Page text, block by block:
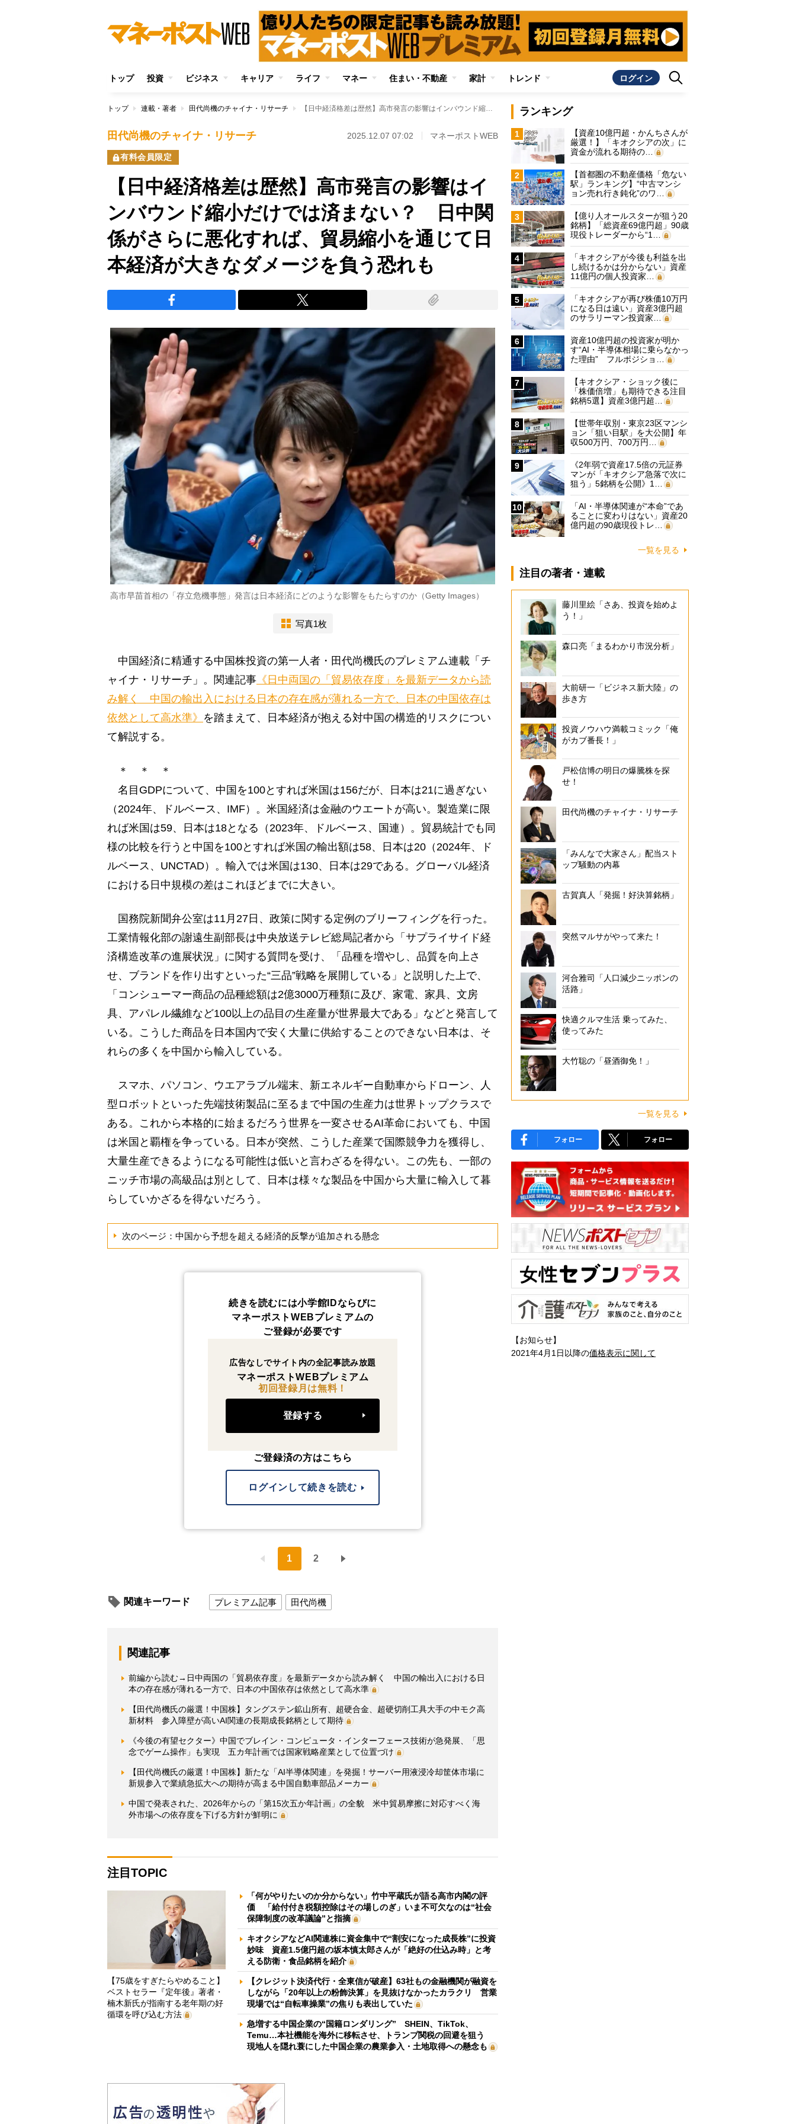
トップ 投資 ビジネス キャリア ライフ マネー 住まい・不動産 家計 トレンド ログイン
トップ 連載・著者 田代尚機のチャイナ・リサーチ 【日中経済格差は歴然】高市発言の影響はインバウンド縮小だけでは済まない？ 日中関係がさらに悪化すれば、貿易縮小を通じて日本経済が大きなダメージを負う恐れも
田代尚機のチャイナ・リサーチ 2025.12.07 07:02 マネーポストWEB
有料会員限定
【日中経済格差は歴然】高市発言の影響はイ
ンバウンド縮小だけでは済まない？ 日中関
係がさらに悪化すれば、貿易縮小を通じて日
本経済が大きなダメージを負う恐れも
高市早苗首相の「存立危機事態」発言は日本経済にどのような影響をもたらすのか（Getty Images）
写真1枚
中国経済に精通する中国株投資の第一人者・田代尚機氏のプレミアム連載「チ
ャイナ・リサーチ」。関連記事 《日中両国の「貿易依存度」を最新データから読
み解く 中国の輸出入における日本の存在感が薄れる一方で、日本の中国依存は
依然として高水準》 を踏まえて、日本経済が抱える対中国の構造的リスクについ
て解説する。
＊ ＊ ＊
名目GDPについて、中国を100とすれば米国は156だが、日本は21に過ぎない
（2024年、ドルベース、IMF）。米国経済は金融のウエートが高い。製造業に限
れば米国は59、日本は18となる（2023年、ドルベース、国連）。貿易統計でも同
様の比較を行うと中国を100とすれば米国の輸出額は58、日本は20（2024年、ド
ルベース、UNCTAD）。輸入では米国は130、日本は29である。グローバル経済
における日中規模の差はこれほどまでに大きい。
国務院新聞弁公室は11月27日、政策に関する定例のブリーフィングを行った。
工業情報化部の謝遠生副部長は中央放送テレビ総局記者から「サプライサイド経
済構造改革の進展状況」に関する質問を受け、「品種を増やし、品質を向上さ
せ、ブランドを作り出すといった“三品”戦略を展開している」と説明した上で、
「コンシューマー商品の品種総額は2億3000万種類に及び、家電、家具、文房
具、アパレル繊維など100以上の品目の生産量が世界最大である」などと発言して
いる。こうした商品を日本国内で安く大量に供給することのできない日本は、そ
れらの多くを中国から輸入している。
スマホ、パソコン、ウエアラブル端末、新エネルギー自動車からドローン、人
型ロボットといった先端技術製品に至るまで中国の生産力は世界トップクラスで
ある。これから本格的に始まるだろう世界を一変させるAI革命においても、中国
は米国と覇権を争っている。日本が突然、こうした産業で国際競争力を獲得し、
大量生産できるようになる可能性は低いと言わざるを得ない。この先も、一部の
ニッチ市場の高級品は別として、日本は様々な製品を中国から大量に輸入して暮
らしていかざるを得ないだろう。
次のページ：中国から予想を超える経済的反撃が追加される懸念
続きを読むには小学館IDならびに
マネーポストWEBプレミアムの
ご登録が必要です
広告なしでサイト内の全記事読み放題
マネーポストWEBプレミアム
初回登録月は無料！
登録する
ご登録済の方はこちら
ログインして続きを読む
1 2
関連キーワード プレミアム記事 田代尚機
関連記事
前編から読む→日中両国の「貿易依存度」を最新データから読み解く 中国の輸出入における日
本の存在感が薄れる一方で、日本の中国依存は依然として高水準
【田代尚機氏の厳選！中国株】タングステン鉱山所有、超硬合金、超硬切削工具大手の中モク高
新材料 参入障壁が高いAI関連の長期成長銘柄として期待
《今後の有望セクター》中国でブレイン・コンピュータ・インターフェース技術が急発展、「思
念でゲーム操作」も実現 五カ年計画では国家戦略産業として位置づけ
【田代尚機氏の厳選！中国株】新たな「AI半導体関連」を発掘！サーバー用液浸冷却筐体市場に
新規参入で業績急拡大への期待が高まる中国自動車部品メーカー
中国で発表された、2026年からの「第15次五か年計画」の全貌 米中貿易摩擦に対応すべく海
外市場への依存度を下げる方針が鮮明に
注目TOPIC
【75歳をすぎたらやめること】
ベストセラー『定年後』著者・
楠木新氏が指南する老年期の好
循環を呼び込む方法
「何がやりたいのか分からない」竹中平蔵氏が語る高市内閣の評
価 「給付付き税額控除はその場しのぎ」いま不可欠なのは“社会
保障制度の改革議論”と指摘
キオクシアなどAI関連株に資金集中で“割安になった成長株”に投資
妙味 資産1.5億円超の坂本慎太郎さんが「絶好の仕込み時」と考
える防衛・食品銘柄を紹介
【クレジット決済代行・全東信が破産】63社もの金融機関が融資を
しながら「20年以上の粉飾決算」を見抜けなかったカラクリ 営業
現場では“自転車操業”の焦りも表出していた
急増する中国企業の“国籍ロンダリング” SHEIN、TikTok、
Temu…本社機能を海外に移転させ、トランプ関税の回避を狙う
現地人を隠れ蓑にした中国企業の農業参入・土地取得への懸念も
ランキング
1
【資産10億円超・かんちさんが
厳選！】「キオクシアの次」に
資金が流れる期待の…
2
【首都圏の不動産価格「危ない
駅」ランキング】“中古マンシ
ョン売れ行き鈍化”のワ…
3
【億り人オールスターが狙う20
銘柄】「総資産69億円超」90歳
現役トレーダーから“1…
4
「キオクシアが今後も利益を出
し続けるかは分からない」資産
11億円の個人投資家…
5
「キオクシアが再び株価10万円
になる日は遠い」資産3億円超
のサラリーマン投資家…
6
資産10億円超の投資家が明か
す“AI・半導体相場に乗らなかっ
た理由” フルポジショ…
7
【キオクシア・ショック後に
「株価倍増」も期待できる注目
銘柄5選】資産3億円超…
8
【世帯年収別・東京23区マンシ
ョン「狙い目駅」を大公開】年
収500万円、700万円…
9
《2年弱で資産17.5倍の元証券
マンが「キオクシア急落で次に
狙う」5銘柄を公開》1…
10
「AI・半導体関連が“本命”であ
ることに変わりはない」資産20
億円超の90歳現役トレ…
一覧を見る
注目の著者・連載
藤川里絵「さあ、投資を始めよ
う！」
森口亮「まるわかり市況分析」
大前研一「ビジネス新大陸」の
歩き方
投資ノウハウ満載コミック「俺
がカブ番長！」
戸松信博の明日の爆騰株を探
せ！
田代尚機のチャイナ・リサーチ
「みんなで大家さん」配当スト
ップ騒動の内幕
古賀真人「発掘！好決算銘柄」
突然マルサがやって来た！
河合雅司「人口減少ニッポンの
活路」
快適クルマ生活 乗ってみた、
使ってみた
大竹聡の「昼酒御免！」
一覧を見る
フォロー フォロー
【お知らせ】
2021年4月1日以降の価格表示に関して